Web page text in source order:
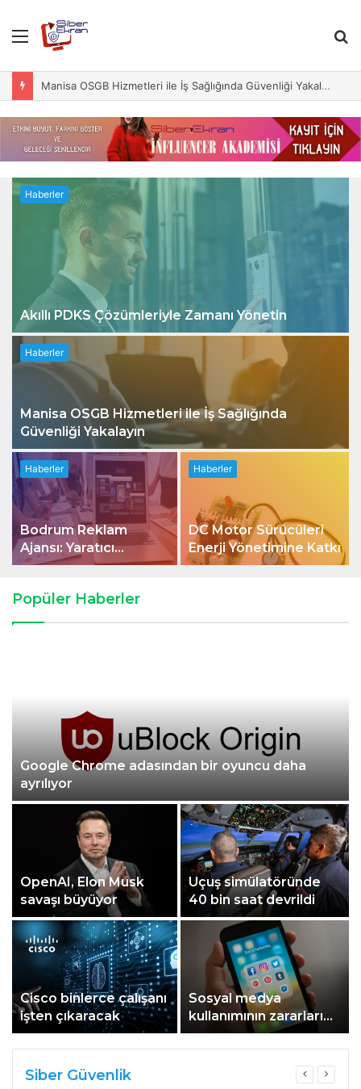
Menu
Manisa OSGB Hizmetleri ile İş Sağlığında Güvenliği Yakalayın
Haberler
Akıllı PDKS Çözümleriyle Zamanı Yönetin
Haberler
Manisa OSGB Hizmetleri ile İş Sağlığında
Güvenliği Yakalayın
Haberler
Bodrum Reklam
Ajansı: Yaratıcı
Çözümler Sizi Bekliyor
Haberler
DC Motor Sürücüleri
Enerji Yönetimine Katkı
Popüler Haberler
Google Chrome adasından bir oyuncu daha
ayrılıyor
OpenAI, Elon Musk
savaşı büyüyor
Uçuş simülatöründe
40 bin saat devrildi
Cisco binlerce çalışanı
işten çıkaracak
Sosyal medya
kullanımının zararları
ve faydaları nelerdir?
Siber Güvenlik